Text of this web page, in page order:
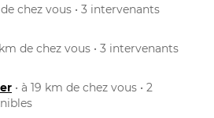
de chez vous • 3 intervenants
km de chez vous • 3 intervenants
• à 19 km de chez vous • 2